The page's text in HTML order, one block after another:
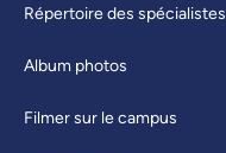
Répertoire des spécialistes
Album photos
Filmer sur le campus